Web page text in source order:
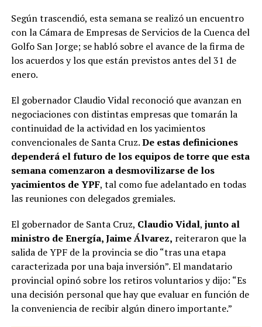
Según trascendió, esta semana se realizó un encuentro
con la Cámara de Empresas de Servicios de la Cuenca del
Golfo San Jorge; se habló sobre el avance de la firma de
los acuerdos y los que están previstos antes del 31 de
enero.
El gobernador Claudio Vidal reconoció que avanzan en
negociaciones con distintas empresas que tomarán la
continuidad de la actividad en los yacimientos
convencionales de Santa Cruz.De estas definiciones
dependerá el futuro de los equipos de torre que esta
semana comenzaron a desmovilizarse de los
yacimientos de YPF, tal como fue adelantado en todas
las reuniones con delegados gremiales.
El gobernador de Santa Cruz, Claudio Vidal, junto al
ministro de Energía, Jaime Álvarez, reiteraron que la
salida de YPF de la provincia se dio “tras una etapa
caracterizada por una baja inversión”. El mandatario
provincial opinó sobre los retiros voluntarios y dijo: “Es
una decisión personal que hay que evaluar en función de
la conveniencia de recibir algún dinero importante.”